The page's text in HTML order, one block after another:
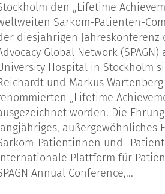
den „Lifetime
Sarkom-Patienten-
diesjährigen Jahreskonferenz
Global Network
Hospital in Stockholm
und Markus
„Lifetime
worden. Die
außergewöhnliches
Patientinnen und -
Plattform für
Annual Conference,...